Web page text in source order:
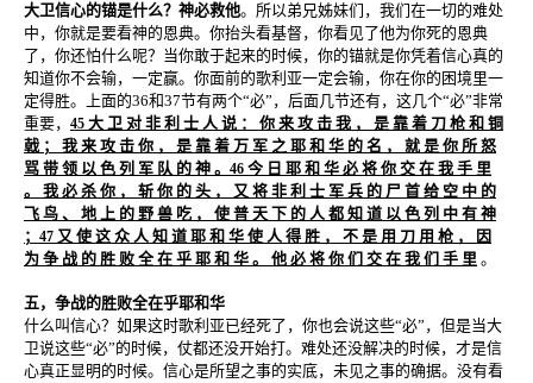
大卫信心的锚是什么？神必救他。所以弟兄姊妹们，我们在一切的难处
中，你就是要看神的恩典。你抬头看基督，你看见了他为你死的恩典
了，你还怕什么呢？当你敢于起来的时候，你的锚就是你凭着信心真的
知道你不会输，一定赢。你面前的歌利亚一定会输，你在你的困境里一
定得胜。上面的36和37节有两个“必”，后面几节还有，这几个“必”非常
重要， 45 大 卫 对 非 利 士 人 说 ： 你 来 攻 击 我 ， 是 靠 着 刀 枪 和 铜
戟 ； 我 来 攻 击 你 ， 是 靠 着 万 军 之 耶 和 华 的 名 ， 就 是 你 所 怒
骂 带 领 以 色 列 军 队 的 神 。 46 今 日 耶 和 华 必 将 你 交 在 我 手 里
。 我 必 杀 你 ， 斩 你 的 头 ， 又 将 非 利 士 军 兵 的 尸 首 给 空 中 的
飞 鸟 、 地 上 的 野 兽 吃 ， 使 普 天 下 的 人 都 知 道 以 色 列 中 有 神
； 47 又 使 这 众 人 知 道 耶 和 华 使 人 得 胜 ， 不 是 用 刀 用 枪 ， 因
为 争 战 的 胜 败 全 在 乎 耶 和 华 。 他 必 将 你 们 交 在 我 们 手 里 。
五，争战的胜败全在乎耶和华
什么叫信心？如果这时歌利亚已经死了，你也会说这些“必”，但是当大
卫说这些“必”的时候，仗都还没开始打。难处还没解决的时候，才是信
心真正显明的时候。信心是所望之事的实底，未见之事的确据。没有看